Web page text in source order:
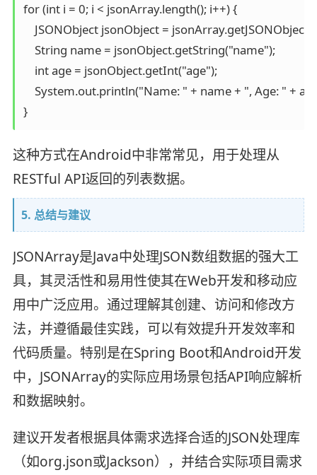
for (int i = 0; i < jsonArray.length(); i++) {
JSONObject jsonObject =
    String name = jsonObject.getString("name");
    int age = jsonObject.getInt("age");
System.out.println("Name: " + name + ", Age: " +
}
这种方式在Android中非常常见，用于处理从
RESTful API返回的列表数据。
5. 总结与建议
JSONArray是Java中处理JSON数组数据的强大工
具，其灵活性和易用性使其在Web开发和移动应
用中广泛应用。通过理解其创建、访问和修改方
法，并遵循最佳实践，可以有效提升开发效率和
代码质量。特别是在Spring Boot和Android开发
中，JSONArray的实际应用场景包括API响应解析
和数据映射。
建议开发者根据具体需求选择合适的JSON处理库
（如org.json或Jackson），并结合实际项目需求